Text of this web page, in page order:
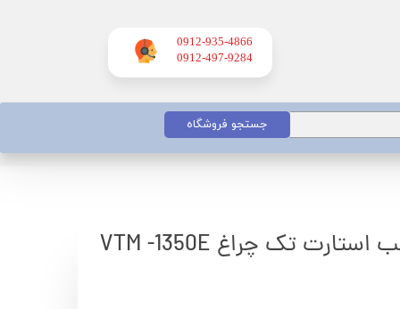
0912-935-4866
​​​​​​​0912-497-9284
جستجو فروشگاه